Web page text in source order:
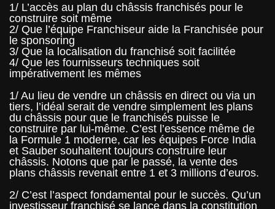
1/ L’accès au plan du châssis franchisés pour le
construire soit même
2/ Que l’équipe Franchiseur aide la Franchisée pour
le sponsoring
3/ Que la localisation du franchisé soit facilitée
4/ Que les fournisseurs techniques soit
impérativement les mêmes
1/ Au lieu de vendre un châssis en direct ou via un
tiers, l’idéal serait de vendre simplement les plans
du châssis pour que le franchisés puisse le
construire par lui-même. C’est l’essence même de
la Formule 1 moderne, car les équipes Force India
et Sauber souhaitent toujours construire leur
châssis. Notons que par le passé, la vente des
plans châssis revenait entre 1 et 3 millions d’euros.
2/ C’est l’aspect fondamental pour le succès. Qu’un
investisseur franchisé se lance dans la constitution